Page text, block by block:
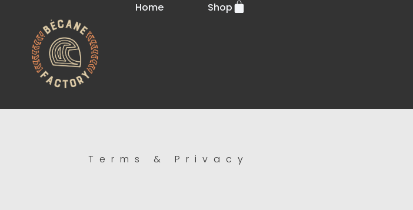
Home Shop
Terms & Privacy